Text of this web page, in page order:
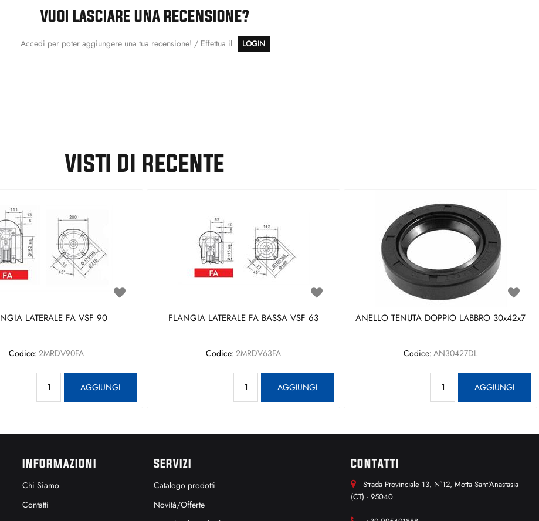
VUOI LASCIARE UNA RECENSIONE?
Accedi per poter aggiungere una tua recensione! / Effettua il LOGIN
VISTI DI RECENTE
LATERALE FA VSF 90
Codice: 2MRDV90FA
AGGIUNGI
FLANGIA LATERALE FA BASSA VSF 63
Codice: 2MRDV63FA
AGGIUNGI
ANELLO TENUTA DOPPIO LABBRO 30x42x7
Codice: AN30427DL
AGGIUNGI
INFORMAZIONI
Chi Siamo
Contatti
SERVIZI
Catalogo prodotti
Novità/Offerte
CONTATTI
Strada Provinciale 13, N°12, Motta Sant'Anastasia
(CT) - 95040